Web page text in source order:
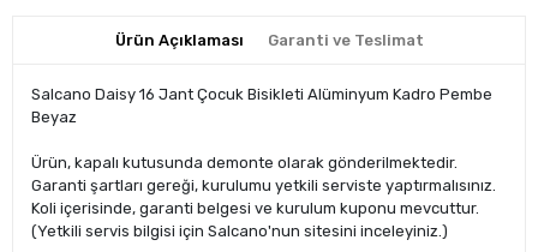
Ürün Açıklaması Garanti ve Teslimat
Salcano Daisy 16 Jant Çocuk Bisikleti Alüminyum Kadro Pembe
Beyaz
Ürün, kapalı kutusunda demonte olarak gönderilmektedir.
Garanti şartları gereği, kurulumu yetkili serviste yaptırmalısınız.
Koli içerisinde, garanti belgesi ve kurulum kuponu mevcuttur.
(Yetkili servis bilgisi için Salcano'nun sitesini inceleyiniz.)